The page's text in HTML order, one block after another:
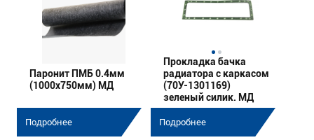
Паронит ПМБ 0.4мм
(1000х750мм) МД
Подробнее
Прокладка бачка
радиатора с каркасом
(70У-1301169)
зеленый силик. МД
Подробнее